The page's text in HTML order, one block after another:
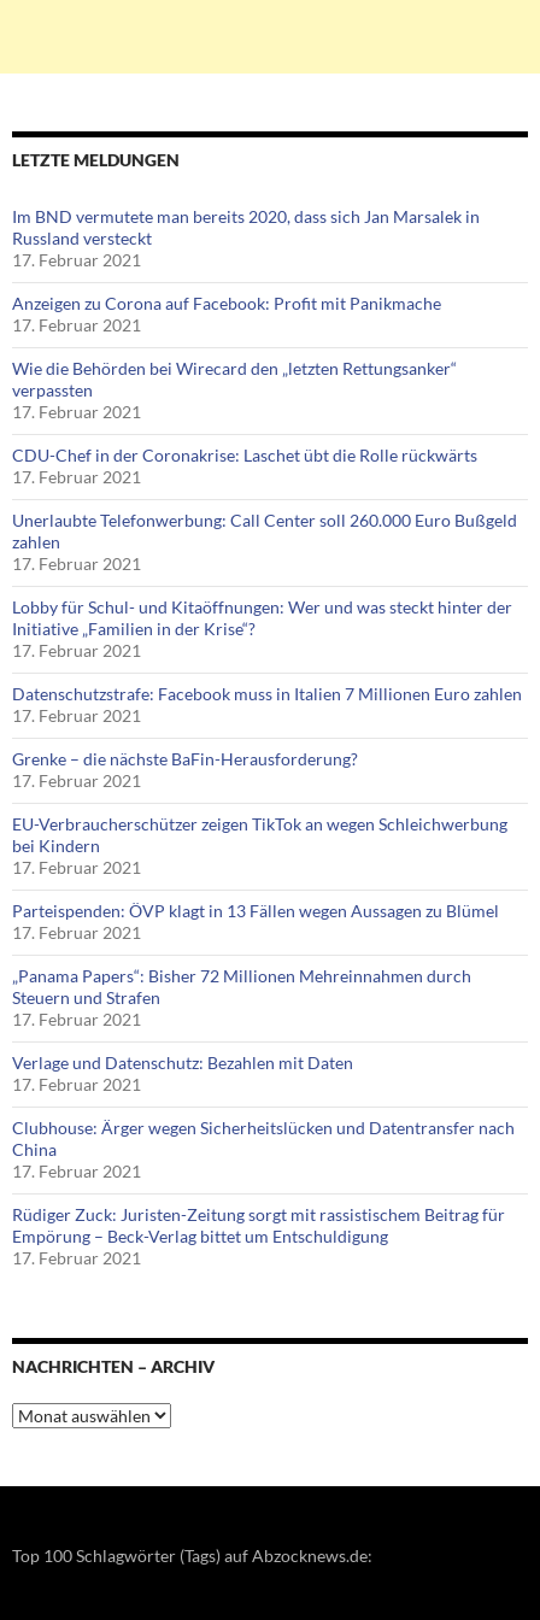
LETZTE MELDUNGEN
Im BND vermutete man bereits 2020, dass sich Jan Marsalek in
Russland versteckt
17. Februar 2021
Anzeigen zu Corona auf Facebook: Profit mit Panikmache
17. Februar 2021
Wie die Behörden bei Wirecard den „letzten Rettungsanker“
verpassten
17. Februar 2021
CDU-Chef in der Coronakrise: Laschet übt die Rolle rückwärts
17. Februar 2021
Unerlaubte Telefonwerbung: Call Center soll 260.000 Euro Bußgeld
zahlen
17. Februar 2021
Lobby für Schul- und Kitaöffnungen: Wer und was steckt hinter der
Initiative „Familien in der Krise“?
17. Februar 2021
Datenschutzstrafe: Facebook muss in Italien 7 Millionen Euro zahlen
17. Februar 2021
Grenke – die nächste BaFin-Herausforderung?
17. Februar 2021
EU-Verbraucherschützer zeigen TikTok an wegen Schleichwerbung
bei Kindern
17. Februar 2021
Parteispenden: ÖVP klagt in 13 Fällen wegen Aussagen zu Blümel
17. Februar 2021
„Panama Papers“: Bisher 72 Millionen Mehreinnahmen durch
Steuern und Strafen
17. Februar 2021
Verlage und Datenschutz: Bezahlen mit Daten
17. Februar 2021
Clubhouse: Ärger wegen Sicherheitslücken und Datentransfer nach
China
17. Februar 2021
Rüdiger Zuck: Juristen-Zeitung sorgt mit rassistischem Beitrag für
Empörung – Beck-Verlag bittet um Entschuldigung
17. Februar 2021
NACHRICHTEN – ARCHIV
Nachrichten
–
Top 100 Schlagwörter (Tags) auf Abzocknews.de: